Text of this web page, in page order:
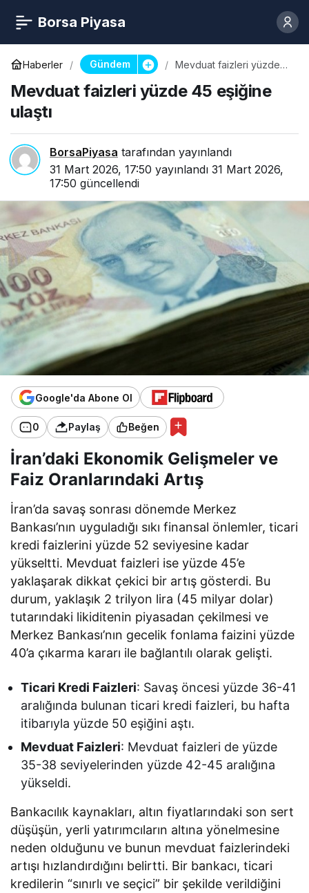
Borsa Piyasa
Haberler Gündem
Mevduat faizleri yüzde
Mevduat faizleri yüzde 45 eşiğine
ulaştı
BorsaPiyasa tarafından yayınlandı
31 Mart 2026, 17:50 yayınlandı 31 Mart 2026,
17:50 güncellendi
Google'da Abone Ol
0 Paylaş Beğen
İran’daki Ekonomik Gelişmeler ve
Faiz Oranlarındaki Artış
İran’da savaş sonrası dönemde Merkez
Bankası’nın uyguladığı sıkı finansal önlemler, ticari
kredi faizlerini yüzde 52 seviyesine kadar
yükseltti. Mevduat faizleri ise yüzde 45’e
yaklaşarak dikkat çekici bir artış gösterdi. Bu
durum, yaklaşık 2 trilyon lira (45 milyar dolar)
tutarındaki likiditenin piyasadan çekilmesi ve
Merkez Bankası’nın gecelik fonlama faizini yüzde
40’a çıkarma kararı ile bağlantılı olarak gelişti.
Ticari Kredi Faizleri: Savaş öncesi yüzde 36-41
aralığında bulunan ticari kredi faizleri, bu hafta
itibarıyla yüzde 50 eşiğini aştı.
Mevduat Faizleri: Mevduat faizleri de yüzde
35-38 seviyelerinden yüzde 42-45 aralığına
yükseldi.
Bankacılık kaynakları, altın fiyatlarındaki son sert
düşüşün, yerli yatırımcıların altına yönelmesine
neden olduğunu ve bunun mevduat faizlerindeki
artışı hızlandırdığını belirtti. Bir bankacı, ticari
kredilerin “sınırlı ve seçici” bir şekilde verildiğini